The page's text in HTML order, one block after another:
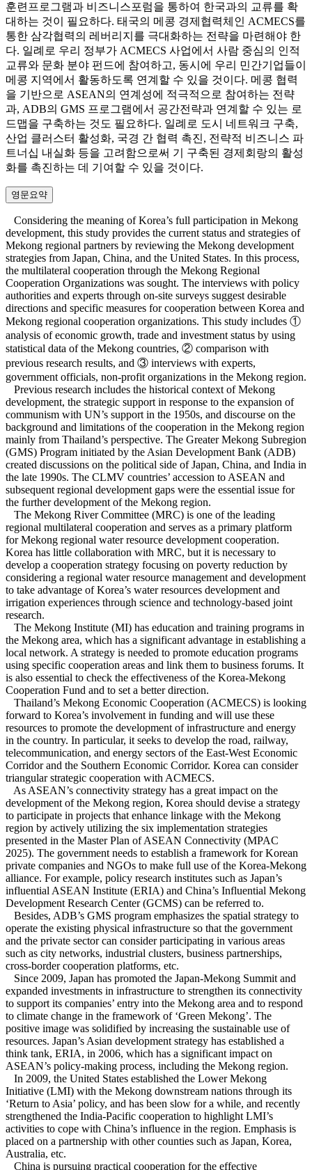
훈련프로그램과 비즈니스포럼을 통하여 한국과의 교류를 확
대하는 것이 필요하다. 태국의 메콩 경제협력체인 ACMECS를
통한 삼각협력의 레버리지를 극대화하는 전략을 마련해야 한
다. 일례로 우리 정부가 ACMECS 사업에서 사람 중심의 인적
교류와 문화 분야 펀드에 참여하고, 동시에 우리 민간기업들이
메콩 지역에서 활동하도록 연계할 수 있을 것이다. 메콩 협력
을 기반으로 ASEAN의 연계성에 적극적으로 참여하는 전략
과, ADB의 GMS 프로그램에서 공간전략과 연계할 수 있는 로
드맵을 구축하는 것도 필요하다. 일례로 도시 네트워크 구축,
산업 클러스터 활성화, 국경 간 협력 촉진, 전략적 비즈니스 파
트너십 내실화 등을 고려함으로써 기 구축된 경제회랑의 활성
화를 촉진하는 데 기여할 수 있을 것이다.
영문요약
Considering the meaning of Korea’s full participation in Mekong
development, this study provides the current status and strategies of
Mekong regional partners by reviewing the Mekong development
strategies from Japan, China, and the United States. In this process,
the multilateral cooperation through the Mekong Regional
Cooperation Organizations was sought. The interviews with policy
authorities and experts through on-site surveys suggest desirable
directions and specific measures for cooperation between Korea and
Mekong regional cooperation organizations. This study includes ①
analysis of economic growth, trade and investment status by using
statistical data of the Mekong countries, ② comparison with
previous research results, and ③ interviews with experts,
government officials, non-profit organizations in the Mekong region.
Previous research includes the historical context of Mekong
development, the strategic support in response to the expansion of
communism with UN’s support in the 1950s, and discourse on the
background and limitations of the cooperation in the Mekong region
mainly from Thailand’s perspective. The Greater Mekong Subregion
(GMS) Program initiated by the Asian Development Bank (ADB)
created discussions on the political side of Japan, China, and India in
the late 1990s. The CLMV countries’ accession to ASEAN and
subsequent regional development gaps were the essential issue for
the further development of the Mekong region.
The Mekong River Committee (MRC) is one of the leading
regional multilateral cooperation and serves as a primary platform
for Mekong regional water resource development cooperation.
Korea has little collaboration with MRC, but it is necessary to
develop a cooperation strategy focusing on poverty reduction by
considering a regional water resource management and development
to take advantage of Korea’s water resources development and
irrigation experiences through science and technology-based joint
research.
The Mekong Institute (MI) has education and training programs in
the Mekong area, which has a significant advantage in establishing a
local network. A strategy is needed to promote education programs
using specific cooperation areas and link them to business forums. It
is also essential to check the effectiveness of the Korea-Mekong
Cooperation Fund and to set a better direction.
Thailand’s Mekong Economic Cooperation (ACMECS) is looking
forward to Korea’s involvement in funding and will use these
resources to promote the development of infrastructure and energy
in the country. In particular, it seeks to develop the road, railway,
telecommunication, and energy sectors of the East-West Economic
Corridor and the Southern Economic Corridor. Korea can consider
triangular strategic cooperation with ACMECS.
As ASEAN’s connectivity strategy has a great impact on the
development of the Mekong region, Korea should devise a strategy
to participate in projects that enhance linkage with the Mekong
region by actively utilizing the six implementation strategies
presented in the Master Plan of ASEAN Connectivity (MPAC
2025). The government needs to establish a framework for Korean
private companies and NGOs to make full use of the Korea-Mekong
alliance. For example, policy research institutes such as Japan’s
influential ASEAN Institute (ERIA) and China’s Influential Mekong
Development Research Center (GCMS) can be referred to.
Besides, ADB’s GMS program emphasizes the spatial strategy to
operate the existing physical infrastructure so that the government
and the private sector can consider participating in various areas
such as city networks, industrial clusters, business partnerships,
cross-border cooperation platforms, etc.
Since 2009, Japan has promoted the Japan-Mekong Summit and
expanded investments in infrastructure to strengthen its connectivity
to support its companies’ entry into the Mekong area and to respond
to climate change in the framework of ‘Green Mekong’. The
positive image was solidified by increasing the sustainable use of
resources. Japan’s Asian development strategy has established a
think tank, ERIA, in 2006, which has a significant impact on
ASEAN’s policy-making process, including the Mekong region.
In 2009, the United States established the Lower Mekong
Initiative (LMI) with the Mekong downstream nations through its
‘Return to Asia’ policy, and has been slow for a while, and recently
strengthened the India-Pacific cooperation to highlight LMI’s
activities to cope with China’s influence in the region. Emphasis is
placed on a partnership with other counties such as Japan, Korea,
Australia, etc.
China is pursuing practical cooperation for the effective